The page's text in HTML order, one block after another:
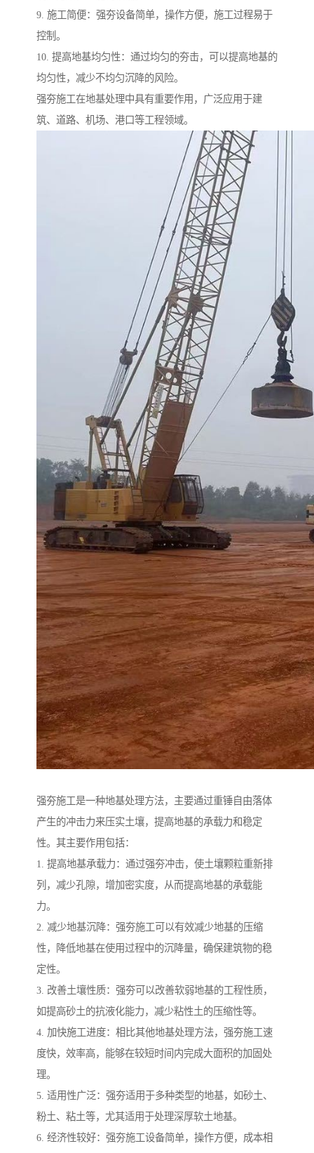
9. 施工简便：强夯设备简单，操作方便，施工过程易于
控制。
10. 提高地基均匀性：通过均匀的夯击，可以提高地基的
均匀性，减少不均匀沉降的风险。
强夯施工在地基处理中具有重要作用，广泛应用于建
筑、道路、机场、港口等工程领域。
强夯施工是一种地基处理方法，主要通过重锤自由落体
产生的冲击力来压实土壤，提高地基的承载力和稳定
性。其主要作用包括：
1. 提高地基承载力：通过强夯冲击，使土壤颗粒重新排
列，减少孔隙，增加密实度，从而提高地基的承载能
力。
2. 减少地基沉降：强夯施工可以有效减少地基的压缩
性，降低地基在使用过程中的沉降量，确保建筑物的稳
定性。
3. 改善土壤性质：强夯可以改善软弱地基的工程性质，
如提高砂土的抗液化能力，减少粘性土的压缩性等。
4. 加快施工进度：相比其他地基处理方法，强夯施工速
度快，效率高，能够在较短时间内完成大面积的加固处
理。
5. 适用性广泛：强夯适用于多种类型的地基，如砂土、
粉土、粘土等，尤其适用于处理深厚软土地基。
6. 经济性较好：强夯施工设备简单，操作方便，成本相